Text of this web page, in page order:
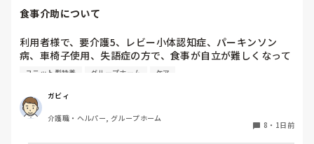
食事介助について
利用者様で、要介護5、レビー小体認知症、パーキンソン
病、車椅子使用、失語症の方で、食事が自立が難しくなって
来ました。ご飯を、おにぎりにして、ご自分で手づかみで食
す。食べられる時とスプーンを使っても難しい時がありま
す。おかずも、おにぎり同様、手づかみでたべてもらってる
時があるのですが、難しい時は、職員が介助しています。ご
ユニット型特養 グループホーム ケア
ガビィ
介護職・ヘルパー, グループホーム
8 ・ 1日前